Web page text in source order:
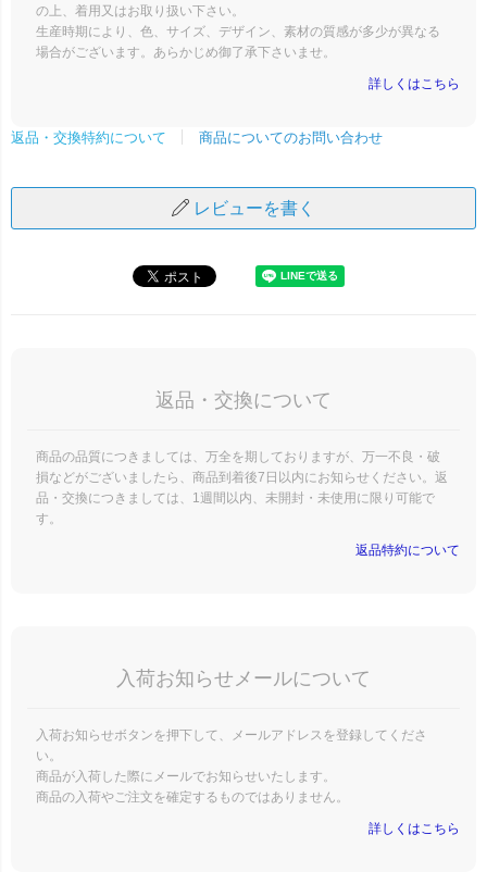
の上、着用又はお取り扱い下さい。
生産時期により、色、サイズ、デザイン、素材の質感が多少が異なる
場合がございます。あらかじめ御了承下さいませ。
詳しくはこちら
返品・交換特約について 商品についてのお問い合わせ
レビューを書く
返品・交換について
商品の品質につきましては、万全を期しておりますが、万一不良・破
損などがございましたら、商品到着後7日以内にお知らせください。返
品・交換につきましては、1週間以内、未開封・未使用に限り可能で
す。
返品特約について
入荷お知らせメールについて
入荷お知らせボタンを押下して、メールアドレスを登録してくださ
い。
商品が入荷した際にメールでお知らせいたします。
商品の入荷やご注文を確定するものではありません。
詳しくはこちら